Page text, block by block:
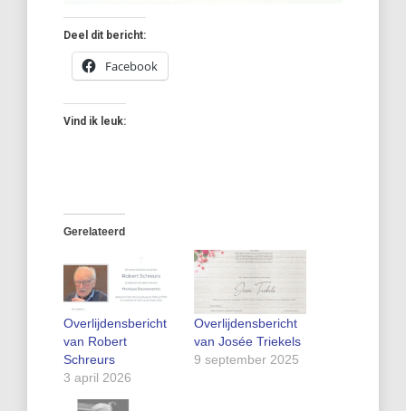
Deel dit bericht:
Facebook
Vind ik leuk:
Gerelateerd
Overlijdensbericht
van Robert
Schreurs
3 april 2026
Overlijdensbericht
van Josée Triekels
9 september 2025